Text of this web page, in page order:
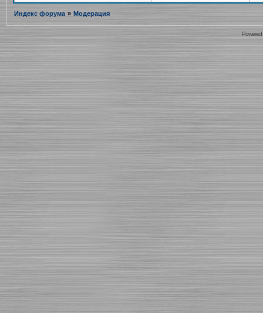
Индекс форума » Модерация